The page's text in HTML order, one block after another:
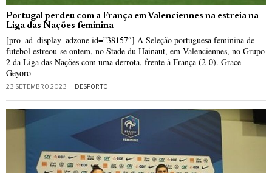
Portugal perdeu com a França em Valenciennes na estreia na
Liga das Nações feminina
[pro_ad_display_adzone id=”38157″] A Seleção portuguesa feminina de
futebol estreou-se ontem, no Stade du Hainaut, em Valenciennes, no Grupo
2 da Liga das Nações com uma derrota, frente à França (2-0). Grace
Geyoro
23 SETEMBRO, 2023 DESPORTO